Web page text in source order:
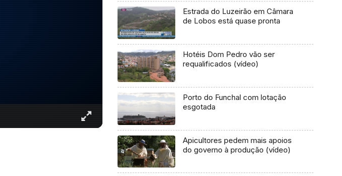
Estrada do Luzeirão em Câmara
de Lobos está quase pronta
Hotéis Dom Pedro vão ser
requalificados (vídeo)
Porto do Funchal com lotação
esgotada
Apicultores pedem mais apoios
do governo à produção (vídeo)